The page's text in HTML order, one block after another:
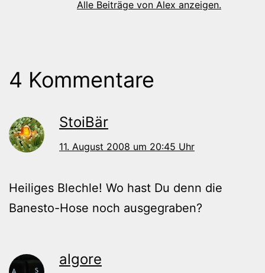
Alle Beiträge von Alex anzeigen.
4 Kommentare
StoiBär
11. August 2008 um 20:45 Uhr
Heiliges Blechle! Wo hast Du denn die
Banesto-Hose noch ausgegraben?
algore